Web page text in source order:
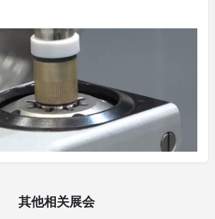
其他相关展会